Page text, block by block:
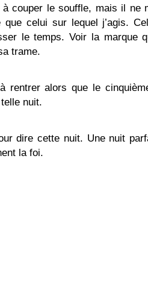
couper le souffle, mais il ne
que celui sur lequel j’agis.
le temps. Voir la marque
trame.
rentrer alors que le
telle nuit.
dire cette nuit. Une nuit
la foi.